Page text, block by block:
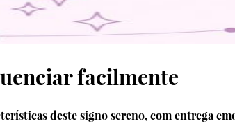
facilmente
deste signo sereno, com entrega